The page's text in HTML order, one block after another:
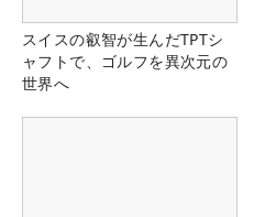
スイスの叡智が生んだTPTシ
ャフトで、ゴルフを異次元の
世界へ